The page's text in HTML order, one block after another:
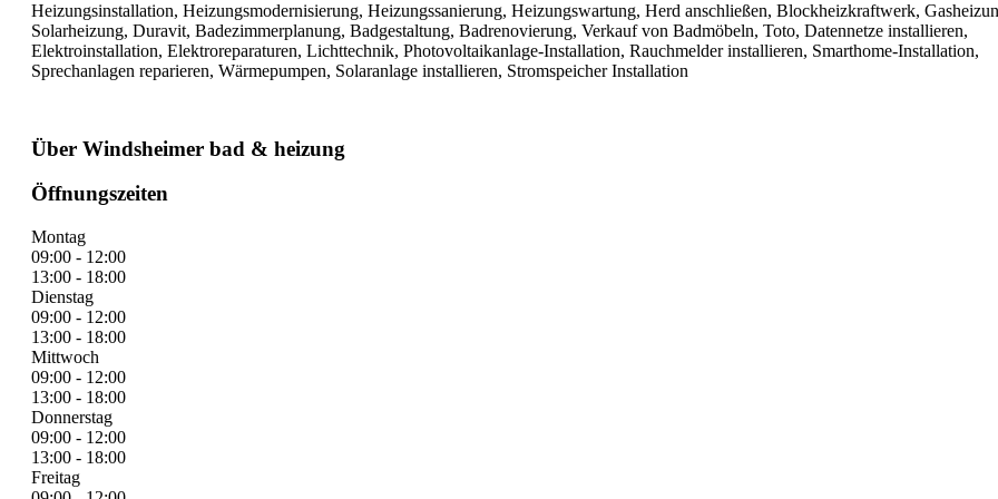
Heizungsinstallation, Heizungsmodernisierung, Heizungssanierung, Heizungswartung, Herd anschließen, Blockheizkraftwerk,
Solarheizung, Duravit, Badezimmerplanung, Badgestaltung, Badrenovierung, Verkauf von Badmöbeln, Toto, Datennetze installieren,
Elektroinstallation, Elektroreparaturen, Lichttechnik, Photovoltaikanlage-Installation, Rauchmelder installieren, Smarthome-Installation,
Sprechanlagen reparieren, Wärmepumpen, Solaranlage installieren, Stromspeicher Installation
Über Windsheimer bad & heizung
Öffnungszeiten
Montag
09:00 - 12:00
13:00 - 18:00
Dienstag
09:00 - 12:00
13:00 - 18:00
Mittwoch
09:00 - 12:00
13:00 - 18:00
Donnerstag
09:00 - 12:00
13:00 - 18:00
Freitag